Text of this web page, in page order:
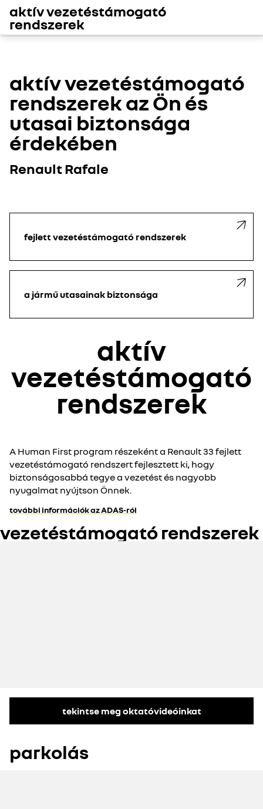
aktív vezetéstámogató
rendszerek
aktív vezetéstámogató
rendszerek az Ön és
utasai biztonsága
érdekében
Renault Rafale
fejlett vezetéstámogató rendszerek
a jármű utasainak biztonsága
aktív
vezetéstámogató
rendszerek
A Human First program részeként a Renault 33 fejlett
vezetéstámogató rendszert fejlesztett ki, hogy
biztonságosabbá tegye a vezetést és nagyobb
nyugalmat nyújtson Önnek.
további információk az ADAS-ról
vezetéstámogató rendszerek
tekintse meg oktatóvideóinkat
parkolás